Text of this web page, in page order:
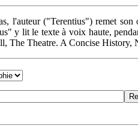
("Terentius") remet
y lit le texte à voix haute,
The Theatre. A Concise